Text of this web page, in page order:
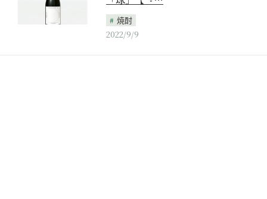
焼酎
2022/9/9